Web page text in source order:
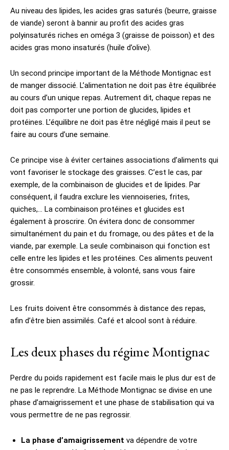
Au niveau des lipides, les acides gras saturés (beurre, graisse
de viande) seront à bannir au profit des acides gras
polyinsaturés riches en oméga 3 (graisse de poisson) et des
acides gras mono insaturés (huile d’olive).
Un second principe important de la Méthode Montignac est
de manger dissocié. L’alimentation ne doit pas être équilibrée
au cours d’un unique repas. Autrement dit, chaque repas ne
doit pas comporter une portion de glucides, lipides et
protéines. L’équilibre ne doit pas être négligé mais il peut se
faire au cours d’une semaine.
Ce principe vise à éviter certaines associations d’aliments qui
vont favoriser le stockage des graisses. C’est le cas, par
exemple, de la combinaison de glucides et de lipides. Par
conséquent, il faudra exclure les viennoiseries, frites,
quiches,… La combinaison protéines et glucides est
également à proscrire. On évitera donc de consommer
simultanément du pain et du fromage, ou des pâtes et de la
viande, par exemple. La seule combinaison qui fonction est
celle entre les lipides et les protéines. Ces aliments peuvent
être consommés ensemble, à volonté, sans vous faire
grossir.
Les fruits doivent être consommés à distance des repas,
afin d’être bien assimilés. Café et alcool sont à réduire.
Les deux phases du régime Montignac
Perdre du poids rapidement est facile mais le plus dur est de
ne pas le reprendre. La Méthode Montignac se divise en une
phase d’amaigrissement et une phase de stabilisation qui va
vous permettre de ne pas regrossir.
La phase d’amaigrissement va dépendre de votre